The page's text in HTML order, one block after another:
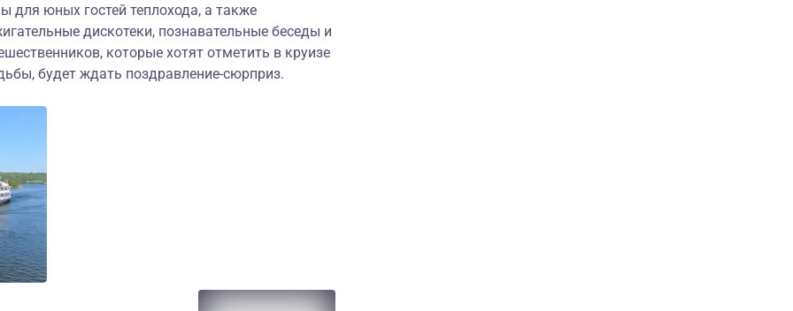
для юных гостей теплохода, а также
дискотеки, познавательные беседы и
которые хотят отметить в круизе
будет ждать поздравление-сюрприз.